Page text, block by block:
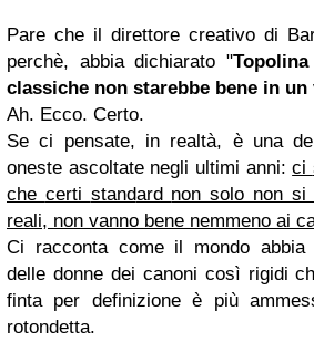
Pare che il direttore creativo di
perchè, abbia dichiarato "
classiche non starebbe bene in
Ah. Ecco. Certo.
Se ci pensate, in realtà, è una
oneste ascoltate negli ultimi anni:ci
che certi standard non solo non si
reali, non vanno bene nemmeno ai
Ci racconta come il mondo
delle donne dei canoni così rigidi
fintaper definizione è più
rotondetta.